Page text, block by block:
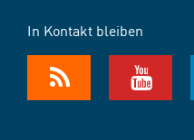
In Kontakt bleiben